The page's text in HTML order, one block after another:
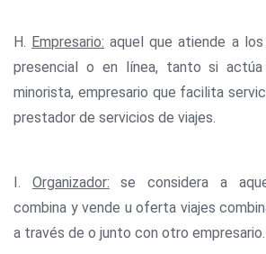
H. Empresario: aquel que atiende a
presencial o en línea, tanto si actúa
minorista, empresario que facilita
prestador de servicios de viajes.
I. Organizador: se considera a
combina y vende u oferta viajes
a través de o junto con otro empresario.